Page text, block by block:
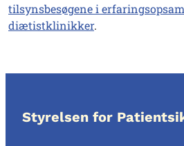
tilsynsbesøgene i
diætistklinikker.
Styrelsen for